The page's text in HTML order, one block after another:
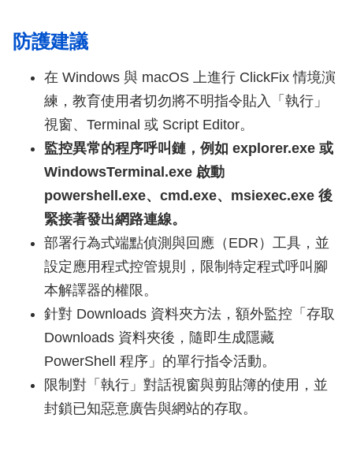
防護建議
在 Windows 與 macOS 上進行 ClickFix 情境演
練，教育使用者切勿將不明指令貼入「執行」
視窗、Terminal 或 Script Editor。
監控異常的程序呼叫鏈，例如 explorer.exe 或
WindowsTerminal.exe 啟動
powershell.exe、cmd.exe、msiexec.exe 後
緊接著發出網路連線。
部署行為式端點偵測與回應（EDR）工具，並
設定應用程式控管規則，限制特定程式呼叫腳
本解譯器的權限。
針對 Downloads 資料夾方法，額外監控「存取
Downloads 資料夾後，隨即生成隱藏
PowerShell 程序」的單行指令活動。
限制對「執行」對話視窗與剪貼簿的使用，並
封鎖已知惡意廣告與網站的存取。